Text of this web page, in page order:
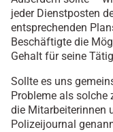
jeder Dienstposten
entsprechenden
Beschäftigte die
Gehalt für seine
Sollte es uns
Probleme als solche
die Mitarbeiterinnen
Polizeijournal